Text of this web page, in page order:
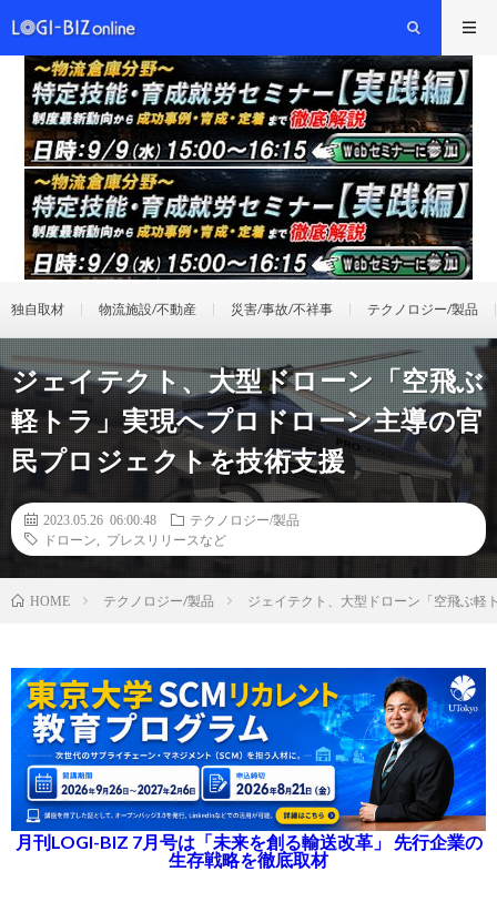
独自取材 物流施設/不動産 災害/事故/不祥事 テクノロジー/製品
ジェイテクト、大型ドローン「空飛ぶ
軽トラ」実現へプロドローン主導の官
民プロジェクトを技術支援
2023.05.26 06:00:48
テクノロジー/製品
ドローン
プレスリリースなど
HOME テクノロジー/製品 ジェイテクト、大型ドローン「空飛ぶ軽
月刊LOGI-BIZ 7月号は「未来を創る輸送改革」 先行企業の
生存戦略を徹底取材